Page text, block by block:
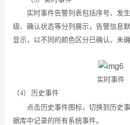
实时事件告警列表包括序号、发
级、确认状态等分列展示，告警信息
显示，以不同的颜色区分已确认、未
实时事件
（4）
历史事件
点击历史事件图标，切换到历史
据库中记录的所有系统事件。